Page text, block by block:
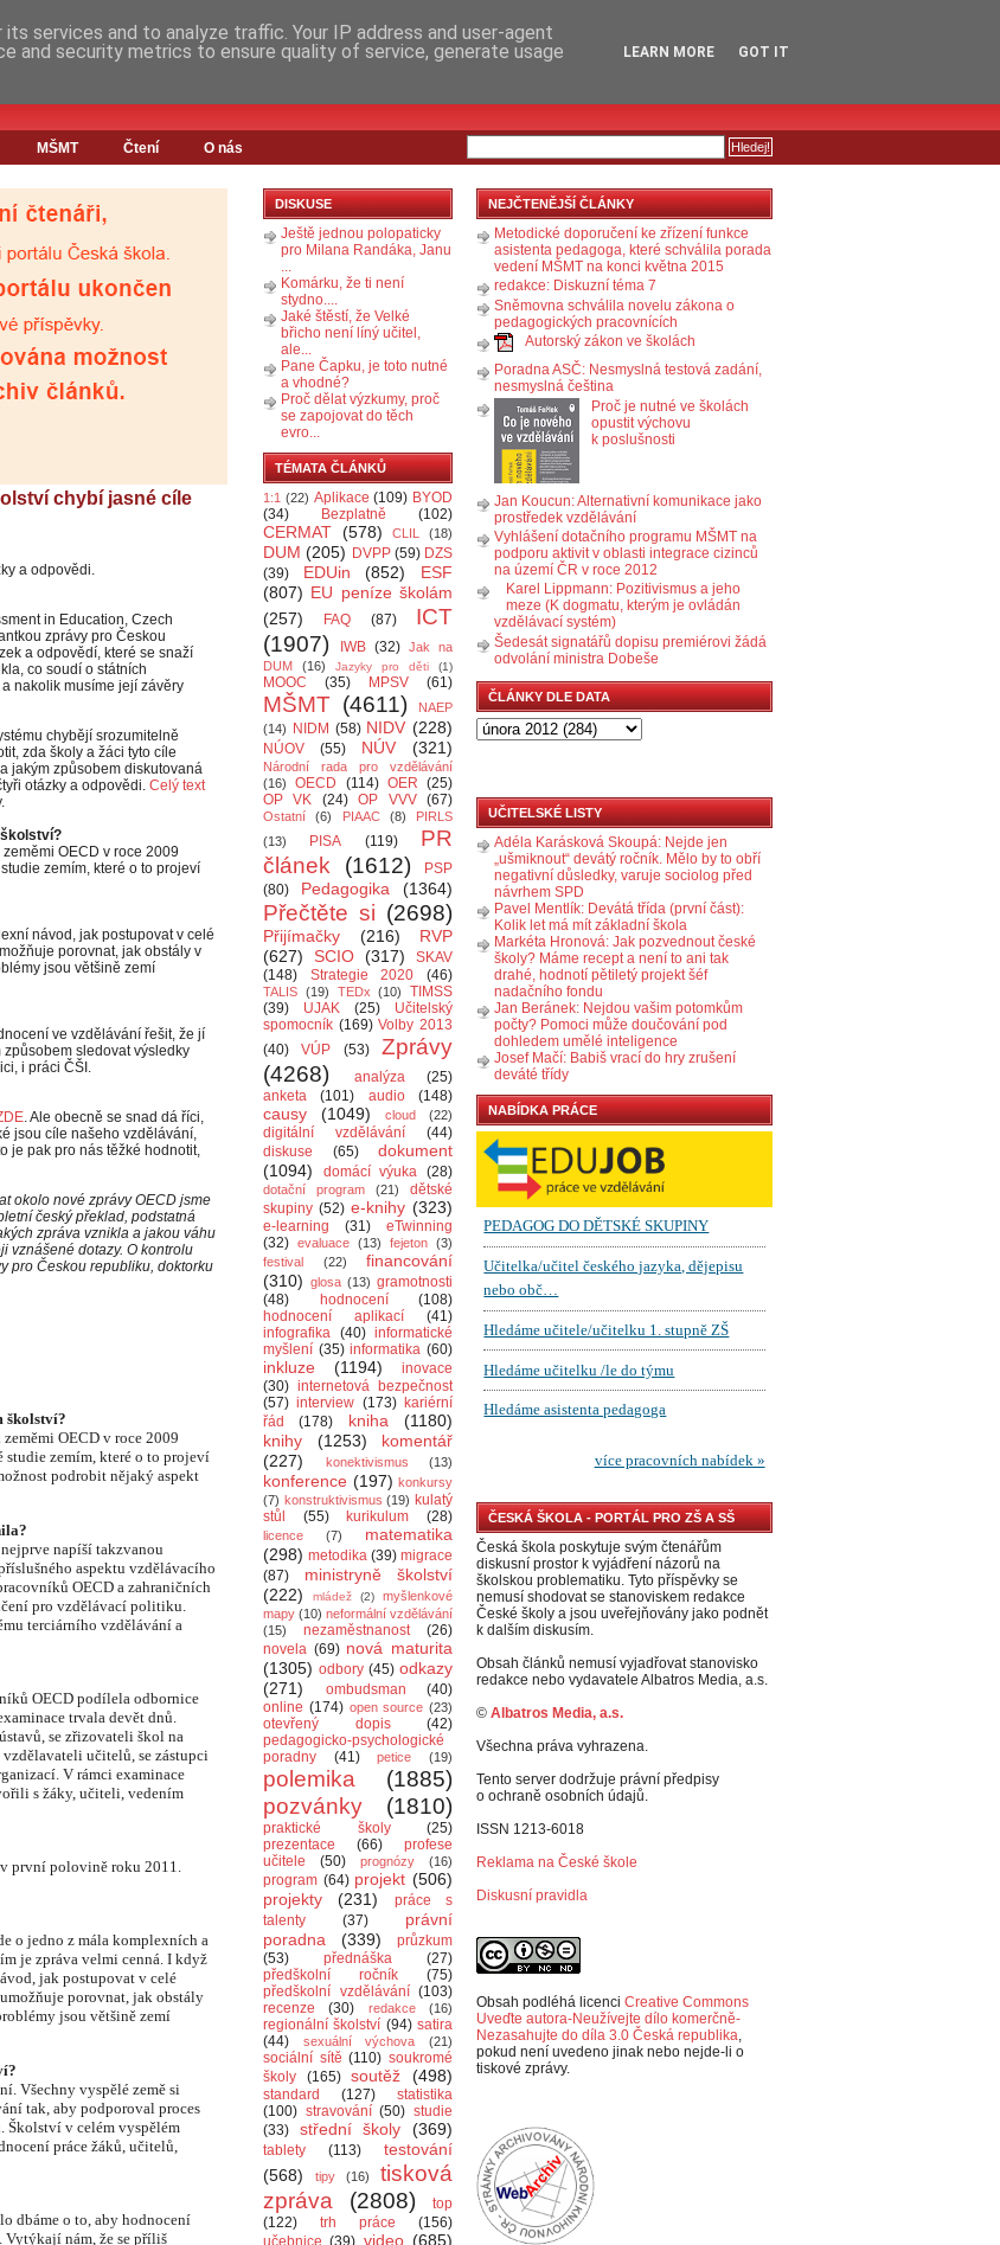
MŠMT Čtení O nás
chybí jasné cíle
a odpovědi.
in Education, Czech
zprávy pro Českou
a odpovědí, které se snaží
co soudí o státních
nakolik musíme její závěry
chybějí srozumitelně
zda školy a žáci tyto cíle
jakým způsobem diskutovaná
otázky a odpovědi. Celý text
OECD v roce 2009
zemím, které o to projeví
návod, jak postupovat v celé
porovnat, jak obstály v
jsou většině zemí
ve vzdělávání řešit, že jí
sledovat výsledky
i práci ČŠI.
. Ale obecně se snad dá říci,
jsou cíle našeho vzdělávání,
je pak pro nás těžké hodnotit,
okolo nové zprávy OECD jsme
český překlad, podstatná
zpráva vznikla a jakou váhu
vznášené dotazy. O kontrolu
pro Českou republiku, doktorku
školství?
OECD v roce 2009
zemím, které o to projeví
podrobit nějaký aspekt
napíší takzvanou
aspektu vzdělávacího
OECD a zahraničních
pro vzdělávací politiku.
terciárního vzdělávání a
OECD podílela odbornice
trvala devět dnů.
se zřizovateli škol na
učitelů, se zástupci
V rámci examinace
s žáky, učiteli, vedením
první polovině roku 2011.
o jedno z mála komplexních a
je zpráva velmi cenná. I když
jak postupovat v celé
porovnat, jak obstály
jsou většině zemí
Všechny vyspělé země si
tak, aby podporoval proces
Školství v celém vyspělém
práce žáků, učitelů,
dbáme o to, aby hodnocení
Vytýkají nám, že se příliš
DISKUSE
Ještě jednou polopaticky
pro Milana Randáka, Janu
...
Komárku, že ti není
stydno....
Jaké štěstí, že Velké
břicho není líný učitel,
ale...
Pane Čapku, je toto nutné
a vhodné?
Proč dělat výzkumy, proč
se zapojovat do těch
evro...
TÉMATA ČLÁNKŮ
1:1 (22) Aplikace (109) BYOD
(34)
Bezplatně (102)
CERMAT (578) CLIL (18)
DUM (205) DVPP (59) DZS
(39)
EDUin (852)
ESF
(807) EU peníze školám
(257)
FAQ (87)
ICT
(1907)
IWB (32) Jak na
DUM
(16) Jazyky pro děti (1)
MOOC (35) MPSV (61)
MŠMT (4611)
NAEP
(14)
NIDM (58) NIDV (228)
NÚOV (55) NÚV (321)
Národní rada pro vzdělávání
(16)
OECD (114) OER (25)
OP VK
(24) OP VVV (67)
Ostatní (6) PIAAC (8)
PIRLS
(13)
PISA (119)
PR
článek
(1612)
PSP
(80)
Pedagogika (1364)
Přečtěte si (2698)
Přijímačky (216)
RVP
(627)
SCIO (317)
SKAV
(148)
Strategie 2020 (46)
TALIS (19) TEDx (10)
TIMSS
(39)
UJAK (25)
Učitelský
spomocník (169) Volby 2013
(40)
VÚP (53)
Zprávy
(4268)
analýza
(25)
anketa
(101) audio (148)
causy (1049) cloud (22)
digitální vzdělávání
(44)
diskuse
(65)
dokument
(1094)
domácí výuka (28)
dotační program (21)
dětské
skupiny (52) e-knihy (323)
e-learning (31)
eTwinning
(32) evaluace (13) fejeton (3)
festival
(22)
financování
(310) glosa (13) gramotnosti
(48)
hodnocení
(108)
hodnocení aplikací
(41)
infografika (40) informatické
myšlení (35) informatika (60)
inkluze (1194)
inovace
(30) internetová bezpečnost
(57) interview (173) kariérní
řád
(178) kniha
(1180)
knihy
(1253)
komentář
(227)
konektivismus (13)
konference (197) konkursy
(7) konstruktivismus (19) kulatý
stůl
(55) kurikulum (28)
licence (7)
matematika
(298) metodika (39) migrace
(87)
ministryně školství
(222)
mládež (2)
myšlenkové
mapy (10) neformální vzdělávání
(15)
nezaměstnanost
(26)
novela (69) nová maturita
(1305) odbory (45) odkazy
(271)
ombudsman
(40)
online (174) open source (23)
otevřený dopis
(42)
pedagogicko-psychologické
poradny
(41) petice (19)
polemika
(1885)
pozvánky
(1810)
praktické školy
(25)
prezentace
(66)
profese
učitele
(50) prognózy (16)
program (64) projekt (506)
projekty
(231)
práce s
talenty
(37)
právní
poradna
(339)
průzkum
(53)
přednáška
(27)
předškolní ročník
(75)
předškolní vzdělávání (103)
recenze
(30) redakce (16)
regionální školství (94) satira
(44)
sexuální výchova (21)
sociální sítě (110) soukromé
školy
(165) soutěž (498)
standard (127)
statistika
(100) stravování (50) studie
(33)
střední školy (369)
tablety (113)
testování
(568)
tipy (16)
tisková
zpráva
(2808)
top
(122)
trh práce
(156)
učebnice (39) video (685)
NEJČTENĚJŠÍ ČLÁNKY
Metodické doporučení ke zřízení funkce
asistenta pedagoga, které schválila porada
vedení MŠMT na konci května 2015
redakce: Diskuzní téma 7
Sněmovna schválila novelu zákona o
pedagogických pracovnících
Autorský zákon ve školách
Poradna ASČ: Nesmyslná testová zadání,
nesmyslná čeština
Proč je nutné ve školách
opustit výchovu
k poslušnosti
Jan Koucun: Alternativní komunikace jako
prostředek vzdělávání
Vyhlášení dotačního programu MŠMT na
podporu aktivit v oblasti integrace cizinců
na území ČR v roce 2012
Karel Lippmann: Pozitivismus a jeho
meze (K dogmatu, kterým je ovládán
vzdělávací systém)
Šedesát signatářů dopisu premiérovi žádá
odvolání ministra Dobeše
ČLÁNKY DLE DATA
UČITELSKÉ LISTY
Adéla Karásková Skoupá: Nejde jen
„ušmiknout“ devátý ročník. Mělo by to obří
negativní důsledky, varuje sociolog před
návrhem SPD
Pavel Mentlík: Devátá třída (první část):
Kolik let má mít základní škola
Markéta Hronová: Jak pozvednout české
školy? Máme recept a není to ani tak
drahé, hodnotí pětiletý projekt šéf
nadačního fondu
Jan Beránek: Nejdou vašim potomkům
počty? Pomoci může doučování pod
dohledem umělé inteligence
Josef Mačí: Babiš vrací do hry zrušení
deváté třídy
NABÍDKA PRÁCE
ČESKÁ ŠKOLA - PORTÁL PRO ZŠ A SŠ
Česká škola poskytuje svým čtenářům
diskusní prostor k vyjádření názorů na
školskou problematiku. Tyto příspěvky se
nemusí shodovat se stanoviskem redakce
České školy a jsou uveřejňovány jako podnět
k dalším diskusím.
Obsah článků nemusí vyjadřovat stanovisko
redakce nebo vydavatele Albatros Media, a.s.
© Albatros Media, a.s.
Všechna práva vyhrazena.
Tento server dodržuje právní předpisy
o ochraně osobních údajů.
ISSN 1213-6018
Reklama na České škole
Diskusní pravidla
Obsah podléhá licenci Creative Commons
Uveďte autora-Neužívejte dílo komerčně-
Nezasahujte do díla 3.0 Česká republika,
pokud není uvedeno jinak nebo nejde-li o
tiskové zprávy.
services and to analyze traffic. Your IP address and user-agent
and security metrics to ensure quality of service, generate usage
LEARN MORE GOT IT